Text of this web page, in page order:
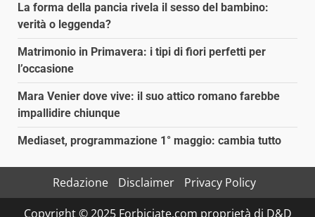
La forma della pancia rivela il sesso del bambino:
verità o leggenda?
Matrimonio in Primavera: i tipi di fiori perfetti per
l’occasione
Mara Venier dove vive: il suo attico romano farebbe
impallidire chiunque
Mediaset, programmazione 1° maggio: cambia tutto
Redazione Disclaimer
Privacy Policy
Copyright © 2025 Forbiciate.com proprietà di D&D